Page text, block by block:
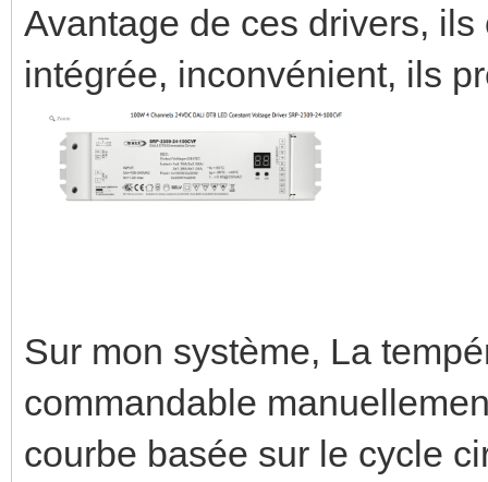
Avantage de ces drivers,
intégrée, inconvénient, ils
Sur mon système, La
commandable
courbe basée sur le cycle